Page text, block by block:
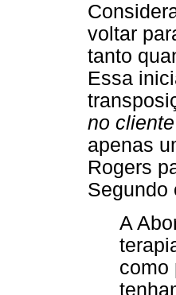
voltar
tanto
Essa
no cliente
apenas
Rogers
Segundo
A
como